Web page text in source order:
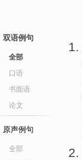
双语例句
全部
口语
书面语
论文
原声例句
全部